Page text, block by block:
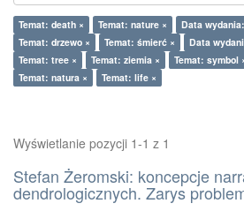
Temat: death × Temat: nature × Data
Temat: drzewo ×
Temat: śmierć ×
Data
Temat: tree ×
Temat: ziemia × Temat: symbol
Temat: natura ×
Temat: life ×
Wyświetlanie pozycji 1-1 z 1
Stefan Żeromski: koncepcje
dendrologicznych. Zarys